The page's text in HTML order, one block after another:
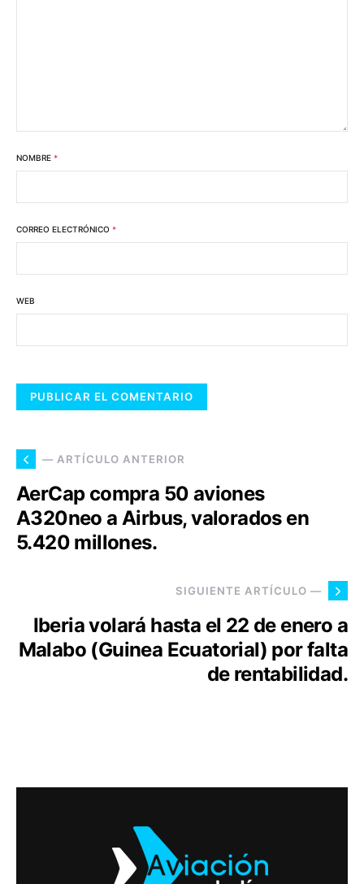
NOMBRE *
CORREO ELECTRÓNICO *
WEB
— ARTÍCULO ANTERIOR
AerCap compra 50 aviones
A320neo a Airbus, valorados en
5.420 millones.
SIGUIENTE ARTÍCULO —
Iberia volará hasta el 22 de enero a
Malabo (Guinea Ecuatorial) por falta
de rentabilidad.